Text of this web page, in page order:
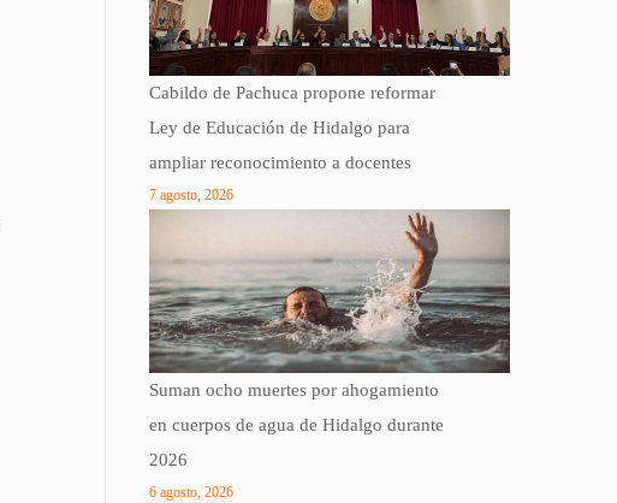
Cabildo de Pachuca propone reformar
Ley de Educación de Hidalgo para
ampliar reconocimiento a docentes
7 agosto, 2026
Suman ocho muertes por ahogamiento
en cuerpos de agua de Hidalgo durante
2026
6 agosto, 2026